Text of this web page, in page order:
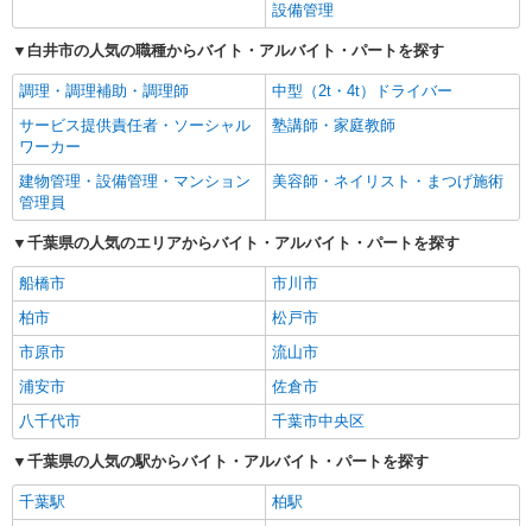
設備管理
白井市の人気の職種からバイト・アルバイト・パートを探す
調理・調理補助・調理師
中型（2t・4t）ドライバー
サービス提供責任者・ソーシャル
ワーカー
塾講師・家庭教師
建物管理・設備管理・マンション
管理員
美容師・ネイリスト・まつげ施術
千葉県の人気のエリアからバイト・アルバイト・パートを探す
船橋市
市川市
柏市
松戸市
市原市
流山市
浦安市
佐倉市
八千代市
千葉市中央区
千葉県の人気の駅からバイト・アルバイト・パートを探す
千葉駅
柏駅